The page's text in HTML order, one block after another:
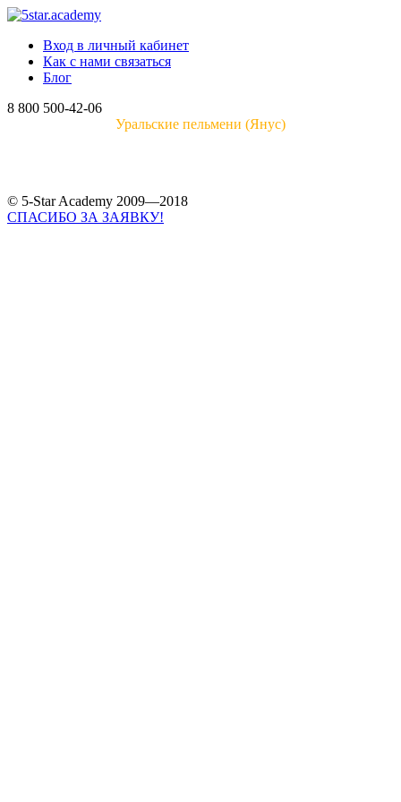
Вход в личный кабинет
Как с нами связаться
Блог
8 800 500-42-06
Уральские пельмени (Янус)
© 5-Star Academy 2009—2018
СПАСИБО ЗА ЗАЯВКУ!